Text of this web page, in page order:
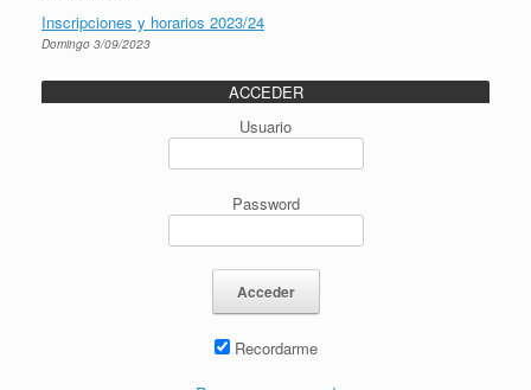
Inscripciones y horarios 2023/24
Domingo 3/09/2023
ACCEDER
Usuario
Password
Recordarme